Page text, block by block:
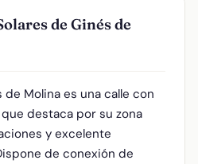
de Ginés de
de Molina es una calle con
destaca por su zona
y excelente
de conexión de